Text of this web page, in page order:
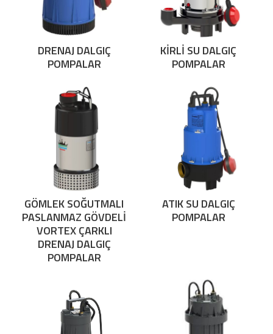
DRENAJ DALGIÇ
POMPALAR
KİRLİ SU DALGIÇ
POMPALAR
GÖMLEK SOĞUTMALI
PASLANMAZ GÖVDELİ
VORTEX ÇARKLI
DRENAJ DALGIÇ
POMPALAR
ATIK SU DALGIÇ
POMPALAR